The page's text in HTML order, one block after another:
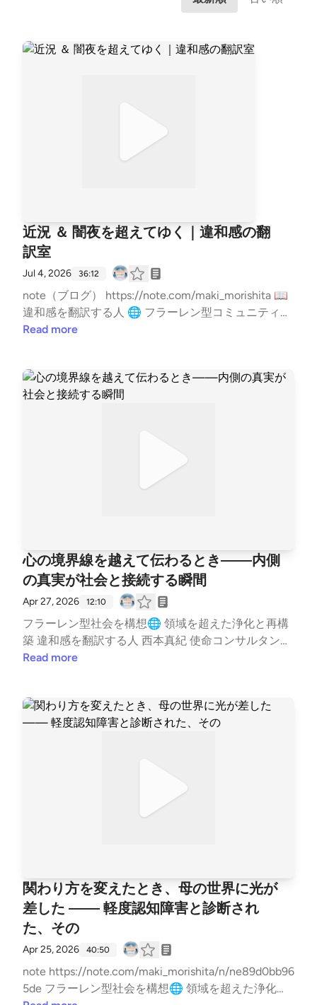
近況 ＆ 闇夜を超えてゆく｜違和感の翻
訳室
Jul 4, 2026 36:12
note（ブログ） https://note.com/maki_morishita 📖
違和感を翻訳する人 🌐 フラーレン型コミュニティを
提案 💫 使命コンサルタント 🕊️ 戦没者の御霊上げや
fe #更年期 #変容 #心の成長 #ファッション #ヘリオ
セントリック #使命 ＃違和感 --- stand.fmでは、この
Read more
心の境界線を越えて伝わるとき——内側
の真実が社会と接続する瞬間
Apr 27, 2026 12:10
フラーレン型社会を構想🌐 領域を超えた浄化と再構
築 違和感を翻訳する人 西本真紀 使命コンサルタント
🌿 活動情報はこちら✨ https://lit.link/healinglife #ス
できます。 https://stand.fm/channels/65e9438c3e0
b28cf8119433f
Read more
関わり方を変えたとき、母の世界に光が
差した —— 軽度認知障害と診断され
た、その
Apr 25, 2026 40:50
note https://note.com/maki_morishita/n/ne89d0bb96
5de フラーレン型社会を構想🌐 領域を超えた浄化と